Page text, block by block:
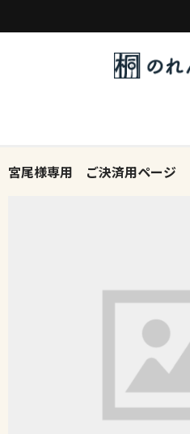
トップページ
宮尾様専用 ご決済用ページ